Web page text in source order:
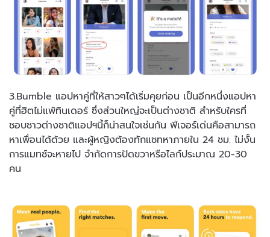
3.Bumble แอปหาคู่ที่ให้สาวๆได้เริ่มคุยก่อน เป็นอีกหนึ่งแอปหา
คู่ที่ฮิตไม่แพ้ทินเดอร์ ซึ่งส่วนใหญ่จะเป็นต่างชาติ สำหรับใครที่
ชอบชาวต่างชาติแอปฯนี้ก็น่าสนใจเช่นกัน ฟีเจอร์เด่นคือสามารถ
หาเพื่อนได้ด้วย และผู้หญิงต้องทักแชทหาภายใน 24 ชม. ไม่งั้น
การแมทช์จะหายไป จำกัดการปัดขวาหรือไลก์ประมาณ 20-30
คน